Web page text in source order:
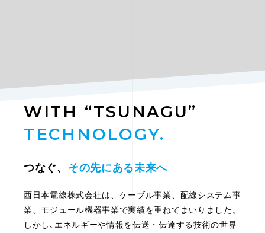
WITH “TSUNAGU”
TECHNOLOGY.
つなぐ、 その先にある未来へ
西日本電線株式会社は、ケーブル事業、配線システム事
業、モジュール機器事業で実績を重ねてまいりました。
しかし､エネルギーや情報を伝送・伝達する技術の世界